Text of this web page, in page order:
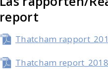
report
Thatcham
Thatcham